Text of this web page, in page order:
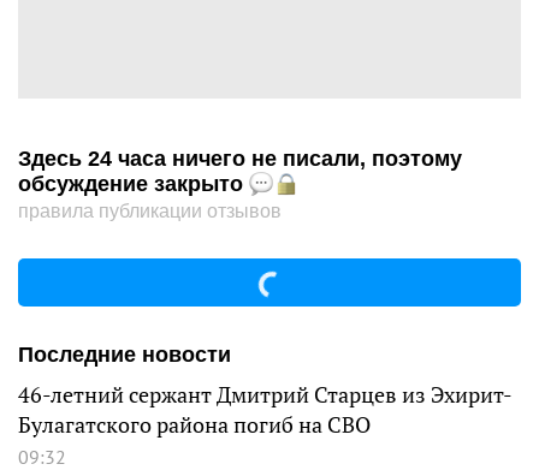
Здесь 24 часа ничего не писали, поэтому
обсуждение закрыто
правила публикации отзывов
Последние новости
46-летний сержант Дмитрий Старцев из Эхирит-
Булагатского района погиб на СВО
09:32